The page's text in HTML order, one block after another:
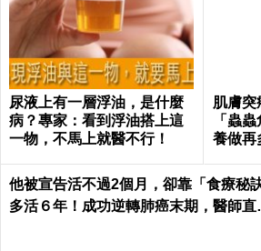
尿液上有一層浮油，是什麼
病？專家：看到浮油搭上這
一物，不馬上就醫不行！
肌膚突
「蟲
養做再
他被宣告活不過2個月，卻靠「食療秘訣
多活６年！成功逆轉肺癌末期，醫師直